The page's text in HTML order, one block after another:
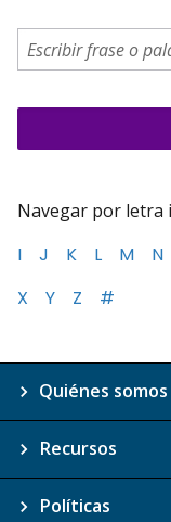
Navegar por letra
I
J K L M N
X
Y Z #
Quiénes somos
Recursos
Políticas